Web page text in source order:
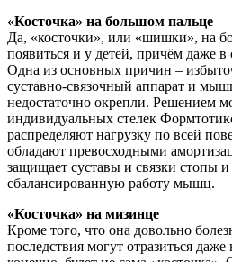
«Косточка» на большом пальце
Да, «косточки», или «шишки», на
появиться и у детей, причём даже в
Одна из основных причин –
суставно-связочный аппарат и
недостаточно окрепли. Решением
индивидуальных стелек
распределяют нагрузку по всей
обладают превосходными
защищает суставы и связки стопы и
сбалансированную работу мышц.
«Косточка» на мизинце
Кроме того, что она довольно
последствия могут отразиться